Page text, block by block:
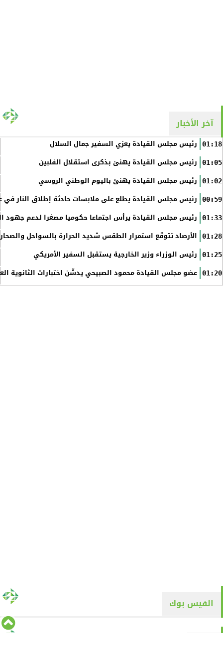
آخر الأخبار
01:18 رئيس مجلس القيادة يعزي السفير جمال السلال
01:05 رئيس مجلس القيادة يهنئ بذكرى استقلال الفلبين
01:02 رئيس مجلس القيادة يهنئ باليوم الوطني الروسي
00:59 رئيس مجلس القيادة يطلع على ملابسات حادثة إطلاق النار في
01:33 رئيس مجلس القيادة يرأس اجتماعا حكوميا مصغرا لدعم جهود
01:28 الأرصاد تتوقّع استمرار الطقس شديد الحرارة بالسواحل
01:25 رئيس الوزراء وزير الخارجية يستقبل السفير الأمريكي
01:20 عضو مجلس القيادة محمود الصبيحي يدشّن اختبارات الثانوية
الفيس بوك